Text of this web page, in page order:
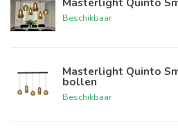
Beschikbaar
Masterlight Quinto
bollen
Beschikbaar